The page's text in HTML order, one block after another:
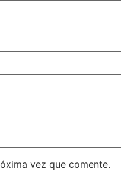
vez que comente.